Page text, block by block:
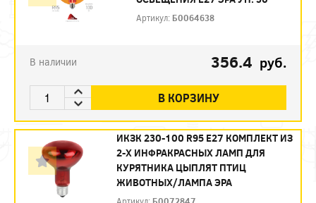
Артикул: Б0064638
В наличии 356.4 руб.
В КОРЗИНУ
ИКЗК 230-100 R95 E27 КОМПЛЕКТ ИЗ
2-Х ИНФРАКРАСНЫХ ЛАМП ДЛЯ
КУРЯТНИКА ЦЫПЛЯТ ПТИЦ
ЖИВОТНЫХ/ЛАМПА ЭРА